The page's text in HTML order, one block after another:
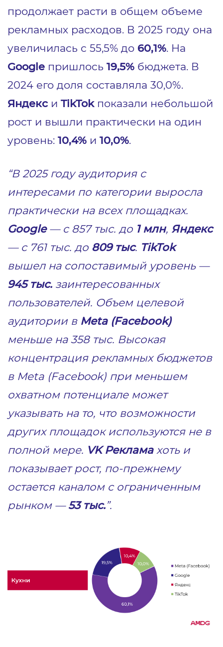
продолжает расти в общем объеме
рекламных расходов. В 2025 году она
увеличилась с 55,5% до 60,1%. На
Google пришлось 19,5% бюджета. В
2024 его доля составляла 30,0%.
Яндекси TikTokпоказали небольшой
рост и вышли практически на один
уровень: 10,4% и 10,0%.
“В 2025 году аудитория с
интересами по категории выросла
практически на всех площадках.
Google— c 857 тыс. до 1 млн, Яндекс
— с 761 тыс. до 809 тыс. TikTok
вышел на сопоставимый уровень —
945 тыс. заинтересованных
пользователей. Объем целевой
аудитории в Meta (Facebook)
меньше на 358 тыс. Высокая
концентрация рекламных бюджетов
в Meta (Facebook) при меньшем
охватном потенциале может
указывать на то, что возможности
других площадок используются не в
полной мере. VK Реклама хоть и
показывает рост, по-прежнему
остается каналом с ограниченным
рынком —53 тыс.”.